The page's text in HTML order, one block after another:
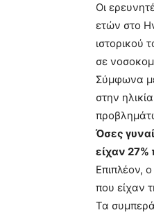
Οι
ετών στο
ιστορικού
σε
Σύμφωνα
στην
Όσες
είχαν
Επιπλέον,
που είχαν
Τα